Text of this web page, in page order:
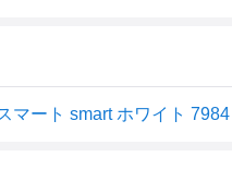
マート smart ホワイト 7984